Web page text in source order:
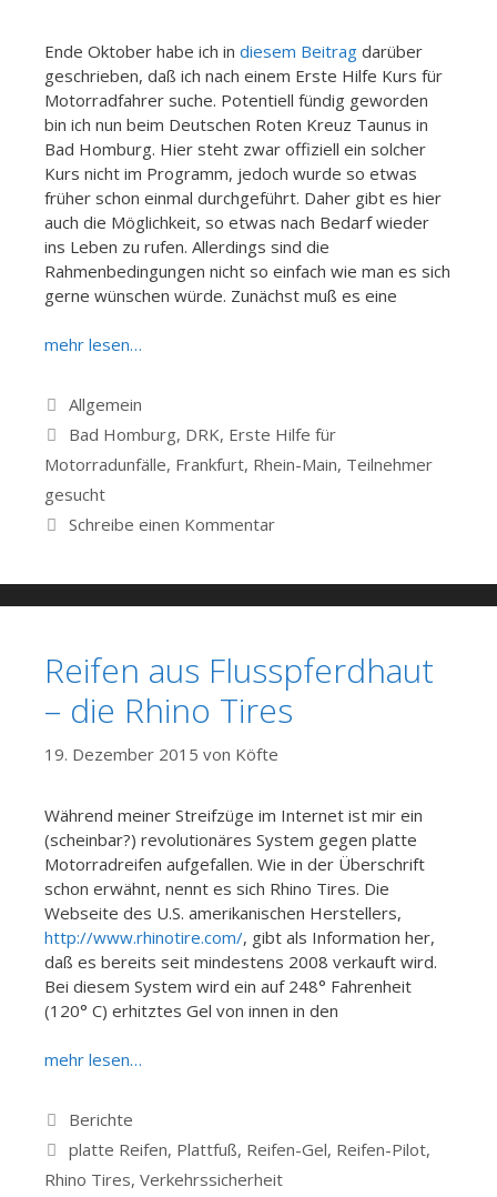
Ende Oktober habe ich in diesem Beitrag darüber
geschrieben, daß ich nach einem Erste Hilfe Kurs für
Motorradfahrer suche. Potentiell fündig geworden
bin ich nun beim Deutschen Roten Kreuz Taunus in
Bad Homburg. Hier steht zwar offiziell ein solcher
Kurs nicht im Programm, jedoch wurde so etwas
früher schon einmal durchgeführt. Daher gibt es hier
auch die Möglichkeit, so etwas nach Bedarf wieder
ins Leben zu rufen. Allerdings sind die
Rahmenbedingungen nicht so einfach wie man es sich
gerne wünschen würde. Zunächst muß es eine
mehr lesen…
Kategorien
Allgemein
Schlagwörter
Bad Homburg, DRK, Erste Hilfe für
Motorradunfälle, Frankfurt, Rhein-Main, Teilnehmer
gesucht
Schreibe einen Kommentar
Reifen aus Flusspferdhaut
– die Rhino Tires
19. Dezember 2015 von Köfte
Während meiner Streifzüge im Internet ist mir ein
(scheinbar?) revolutionäres System gegen platte
Motorradreifen aufgefallen. Wie in der Überschrift
schon erwähnt, nennt es sich Rhino Tires. Die
Webseite des U.S. amerikanischen Herstellers,
http://www.rhinotire.com/, gibt als Information her,
daß es bereits seit mindestens 2008 verkauft wird.
Bei diesem System wird ein auf 248° Fahrenheit
(120° C) erhitztes Gel von innen in den
mehr lesen…
Kategorien
Berichte
Schlagwörter
platte Reifen, Plattfuß, Reifen-Gel, Reifen-Pilot,
Rhino Tires, Verkehrssicherheit